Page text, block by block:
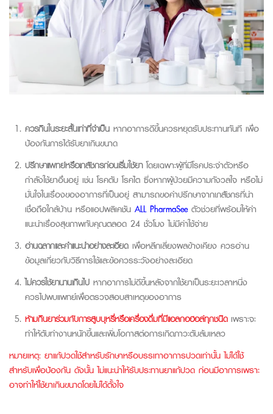
ควรกินในระยะสั้นเท่าที่จำเป็น หากอาการดีขึ้นควรหยุดรับประทานทันที เพื่อ
ป้องกันการได้รับยาเกินขนาด
ปรึกษาแพทย์หรือเภสัชกรก่อนเริ่มใช้ยาโดยเฉพาะผู้ที่มีโรคประจำตัวหรือ
กำลังใช้ยาอื่นอยู่ เช่น โรคตับ โรคไต ซึ่งหากผู้ป่วยมีความกังวลใจ หรือไม่
มั่นใจในเรื่องของอาการที่เป็นอยู่ สามารถขอคำปรึกษาจากเภสัชกรที่น่า
เชื่อถือใกล้บ้าน หรือแอปพลิเคชัน ALL PharmaSee ตัวช่วยที่พร้อมให้คำ
แนะนำเรื่องสุขภาพกับคุณตลอด 24 ชั่วโมง ไม่มีค่าใช้จ่าย
อ่านฉลากและคำแนะนำอย่างละเอียด เพื่อหลีกเลี่ยงผลข้างเคียง ควรอ่าน
ข้อมูลเกี่ยวกับวิธีการใช้และข้อควรระวังอย่างละเอียด
ไม่ควรใช้ยานานเกินไป หากอาการไม่ดีขึ้นหลังจากใช้ยาเป็นระยะเวลาหนึ่ง
ควรไปพบแพทย์เพื่อตรวจสอบสาเหตุของอาการ
ห้ามกินยาร่วมกับการสูบบุหรี่หรือเครื่องดื่มที่มีแอลกอฮอล์ทุกชนิด เพราะจะ
ทำให้ตับทำงานหนักขึ้นและเพิ่มโอกาสต่อการเกิดภาวะตับล้มเหลว
หมายเหตุ: ยาแก้ปวดใช้สำหรับรักษาหรือบรรเทาอาการปวดเท่านั้น ไม่ได้ใช้
สำหรับเพื่อป้องกัน ดังนั้น ไม่แนะนำให้รับประทานยาแก้ปวด ก่อนมีอาการเพราะ
อาจทำให้ใช้ยาเกินขนาดโดยไม่ได้ตั้งใจ